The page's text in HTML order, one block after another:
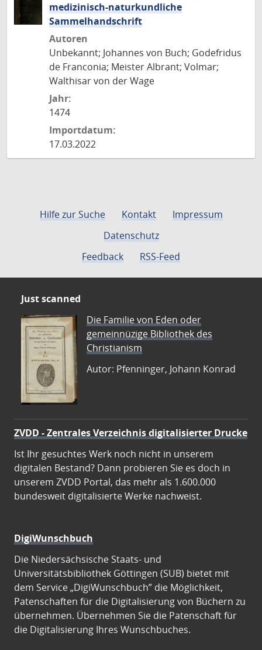
medizinisch-naturkundliche
Sammelhandschrift
Autoren
Unbekannt; Johannes von Buch; Godefridus
de Franconia; Meister Albrant; Volmar;
Walthisar von der Wage
Jahr:
1474
Importdatum:
17.03.2022
Hilfe zur Suche Kontakt
Impressum
Datenschutz
Feedback
RSS-Feed
Just scanned
Die Familie von Eden oder
gemeinnüzige Bibliothek des
Christianism
Autor: Pfenninger, Johann Konrad
ZVDD - Zentrales Verzeichnis digitalisierter Drucke
Ist Ihr gesuchtes Werk noch nicht in unserem
digitalen Bestand? Dann probieren Sie es doch in
unserem ZVDD Portal, das mehr als 1.600.000
bundesweit digitalisierte Werke nachweist.
DigiWunschbuch
Die Niedersächsische Staats- und
Universitätsbibliothek Göttingen (SUB) bietet mit
dem Service „DigiWunschbuch” die Möglichkeit,
Patenschaften für die Digitalisierung von Büchern zu
übernehmen. Übernehmen Sie die Patenschaft für
die Digitalisierung Ihres Wunschbuches.